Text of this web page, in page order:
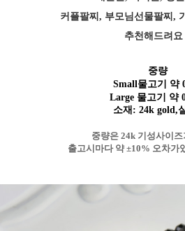
커플팔찌, 부모님선물팔찌,
추천해드려요
중량
Small물고기 약
Large 물고기 약
소재: 24k gold,
중량은 24k 기성사이즈
출고시마다 약 ±10% 오차가